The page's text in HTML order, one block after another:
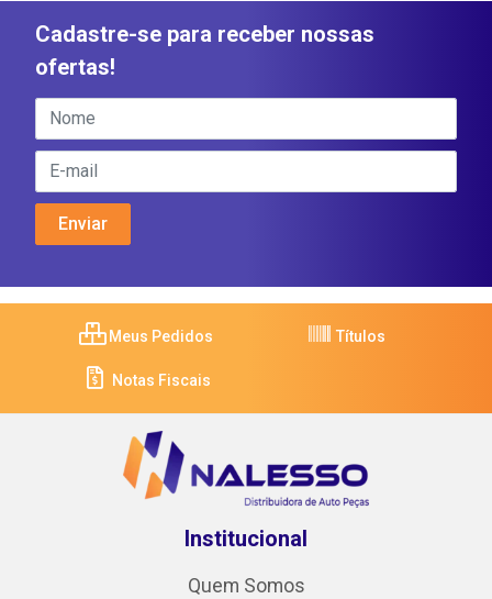
Cadastre-se para receber nossas
ofertas!
Meus Pedidos Títulos
Notas Fiscais
Institucional
Quem Somos